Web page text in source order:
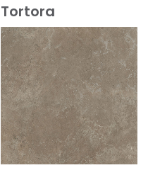
Tortora